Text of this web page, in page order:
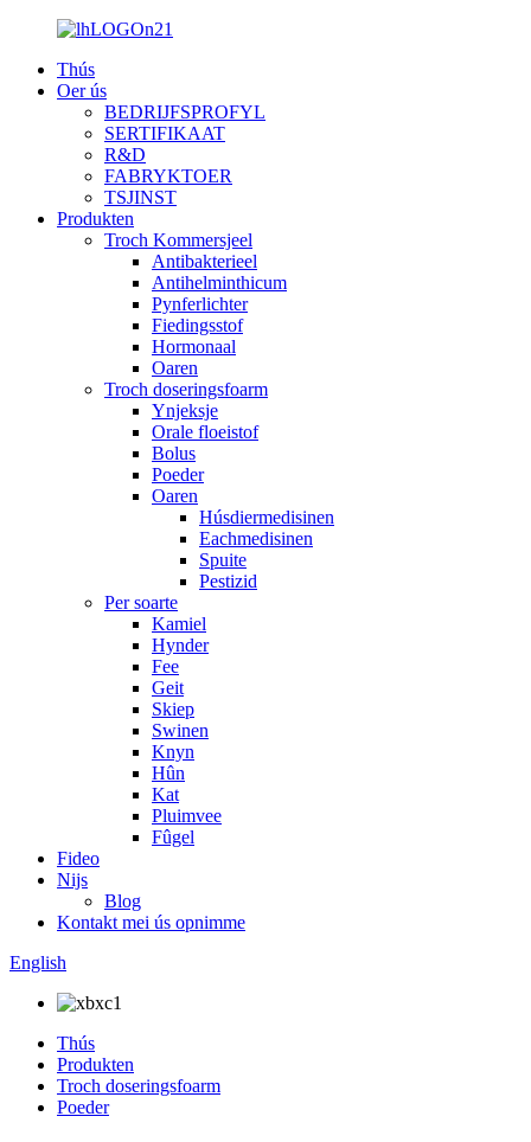
Thús
Oer ús
BEDRIJFSPROFYL
SERTIFIKAAT
R&D
FABRYKTOER
TSJINST
Produkten
Troch Kommersjeel
Antibakterieel
Antihelminthicum
Pynferlichter
Fiedingsstof
Hormonaal
Oaren
Troch doseringsfoarm
Ynjeksje
Orale floeistof
Bolus
Poeder
Oaren
Húsdiermedisinen
Eachmedisinen
Spuite
Pestizid
Per soarte
Kamiel
Hynder
Fee
Geit
Skiep
Swinen
Knyn
Hûn
Kat
Pluimvee
Fûgel
Fideo
Nijs
Blog
Kontakt mei ús opnimme
English
Thús
Produkten
Troch doseringsfoarm
Poeder